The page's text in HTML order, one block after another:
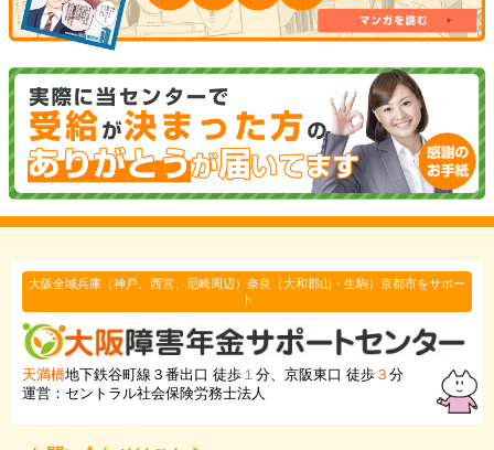
大阪全域兵庫（神戸、西宮、尼崎周辺）奈良（大和郡山・生駒）京都市をサポー
ト
天満橋地下鉄谷町線３番出口 徒歩 １ 分、京阪東口 徒歩 ３ 分
運営：セントラル社会保険労務士法人